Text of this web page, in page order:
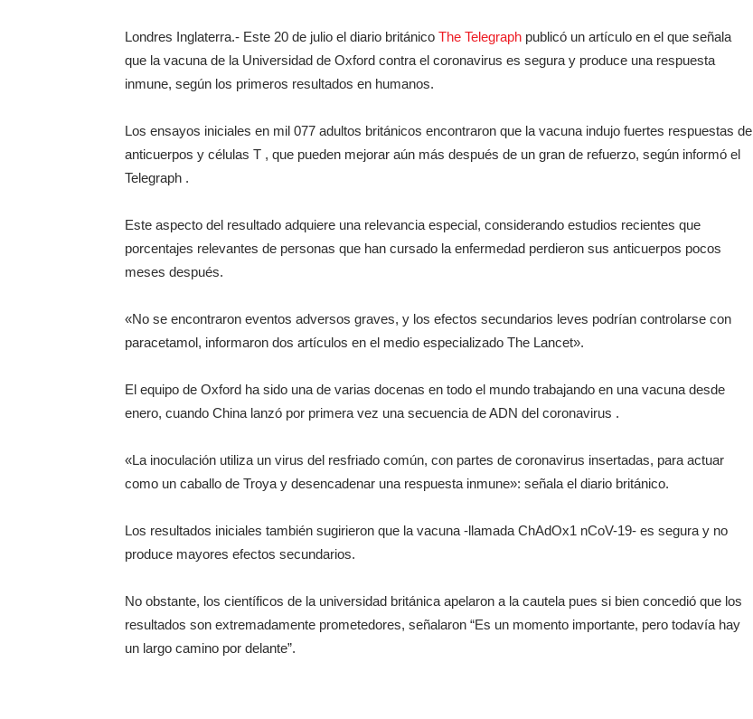
Londres Inglaterra.- Este 20 de julio el diario británico The Telegraph publicó un artículo en el que señala
que la vacuna de la Universidad de Oxford contra el coronavirus es segura y produce una respuesta
inmune, según los primeros resultados en humanos.
Los ensayos iniciales en mil 077 adultos británicos encontraron que la vacuna indujo fuertes respuestas de
anticuerpos y células T , que pueden mejorar aún más después de un gran de refuerzo, según informó el
Telegraph .
Este aspecto del resultado adquiere una relevancia especial, considerando estudios recientes que
porcentajes relevantes de personas que han cursado la enfermedad perdieron sus anticuerpos pocos
meses después.
«No se encontraron eventos adversos graves, y los efectos secundarios leves podrían controlarse con
paracetamol, informaron dos artículos en el medio especializado The Lancet».
El equipo de Oxford ha sido una de varias docenas en todo el mundo trabajando en una vacuna desde
enero, cuando China lanzó por primera vez una secuencia de ADN del coronavirus .
«La inoculación utiliza un virus del resfriado común, con partes de coronavirus insertadas, para actuar
como un caballo de Troya y desencadenar una respuesta inmune»: señala el diario británico.
Los resultados iniciales también sugirieron que la vacuna -llamada ChAdOx1 nCoV-19- es segura y no
produce mayores efectos secundarios.
No obstante, los científicos de la universidad británica apelaron a la cautela pues si bien concedió que los
resultados son extremadamente prometedores, señalaron “Es un momento importante, pero todavía hay
un largo camino por delante”.